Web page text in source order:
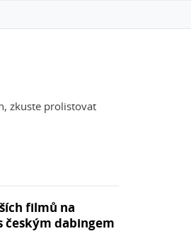
zkuste prolistovat
filmů na
českým dabingem